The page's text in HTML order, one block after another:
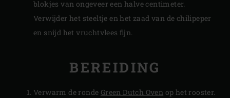
blokjes van ongeveer een halve centimeter.
Verwijder het steeltje en het zaad van de chilipeper
en snijd het vruchtvlees fijn.
BEREIDING
Verwarm de ronde Green Dutch Oven op het rooster.